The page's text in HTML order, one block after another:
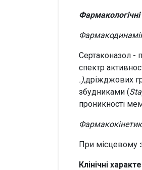
Фармакологічні
Сертаконазол -
спектр
.),дріжджових
збудниками (
проникності
При місцевому
Клінічні